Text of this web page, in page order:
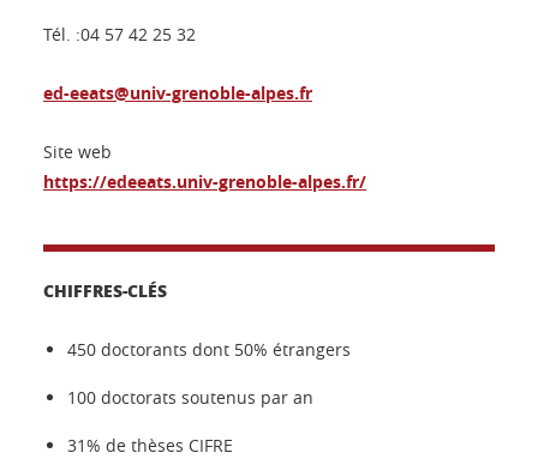
Tél. :04 57 42 25 32
ed-eeats@univ-grenoble-alpes.fr
Site web
https://edeeats.univ-grenoble-alpes.fr/
CHIFFRES-CLÉS
450 doctorants dont 50% étrangers
100 doctorats soutenus par an
31% de thèses CIFRE